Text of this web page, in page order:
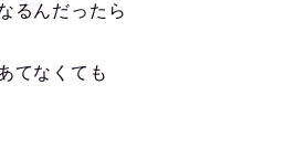
るんだったら
てなくても